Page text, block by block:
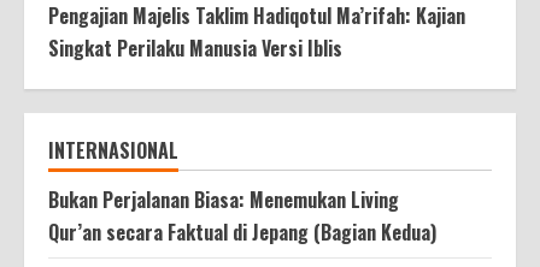
Pengajian Majelis Taklim Hadiqotul Ma’rifah: Kajian
Singkat Perilaku Manusia Versi Iblis
INTERNASIONAL
Bukan Perjalanan Biasa: Menemukan Living
Qur’an secara Faktual di Jepang (Bagian Kedua)